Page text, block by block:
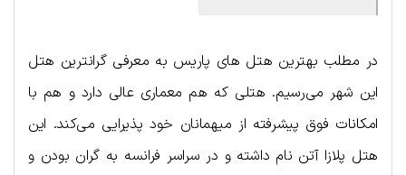
در مطلب بهترین هتل های پاریس به معرفی گرانترین هتل
این شهر می‌رسیم. هتلی که هم معماری عالی دارد و هم با
امکانات فوق پیشرفته از میهمانان خود پذیرایی می‌کند. این
هتل پلازا آتن نام داشته و در سراسر فرانسه به گران بودن و